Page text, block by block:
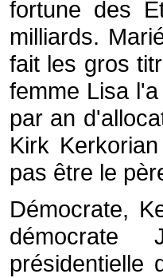
fortune des
milliards.
fait les gros
femme Lisa
par an
Kirk
pas être le
Démocrate,
démocrate
présidentielle